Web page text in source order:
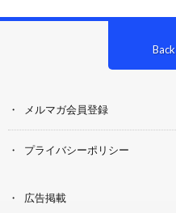
メルマガ会員登録
プライバシーポリシー
広告掲載